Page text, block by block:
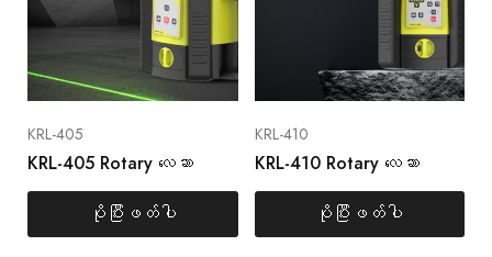
KRL-405
KRL-405 Rotary လေဆာ
ပိုပြီးဖတ်ပါ
KRL-410
KRL-410 Rotary လေဆာ
ပိုပြီးဖတ်ပါ